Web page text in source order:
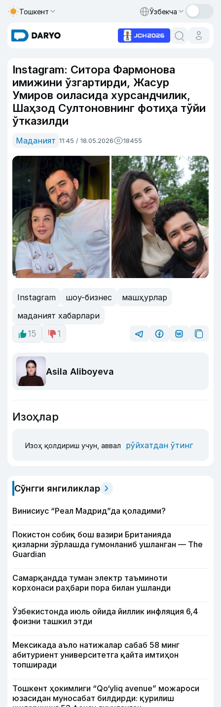
Тошкент Ўзбекча
Instagram: Ситора Фармонова
имижини ўзгартирди, Жасур
Умиров оиласида хурсандчилик,
Шаҳзод Султоновнинг фотиҳа тўйи
ўтказилди
Маданият 11:45 / 18.05.2026 18455
Instagram шоу-бизнес
машҳурлар
маданият хабарлари
15
1
Asila Aliboyeva
Изоҳлар
Изоҳ қолдириш учун, аввал рўйхатдан ўтинг
Сўнгги янгиликлар
Винисиус “Реал Мадрид”да қоладими?
Покистон собиқ бош вазири Британияда
қизларни зўрлашда гумонланиб ушланган — The
Guardian
Самарқандда туман электр таъминоти
корхонаси раҳбари пора билан ушланди
Ўзбекистонда июль ойида йиллик инфляция 6,4
фоизни ташкил этди
Мексикада аъло натижалар сабаб 58 минг
абитуриент университетга қайта имтиҳон
топширади
Тошкент ҳокимлиги “Qo‘yliq avenue” можароси
юзасидан муносабат билдирди: қурилиш